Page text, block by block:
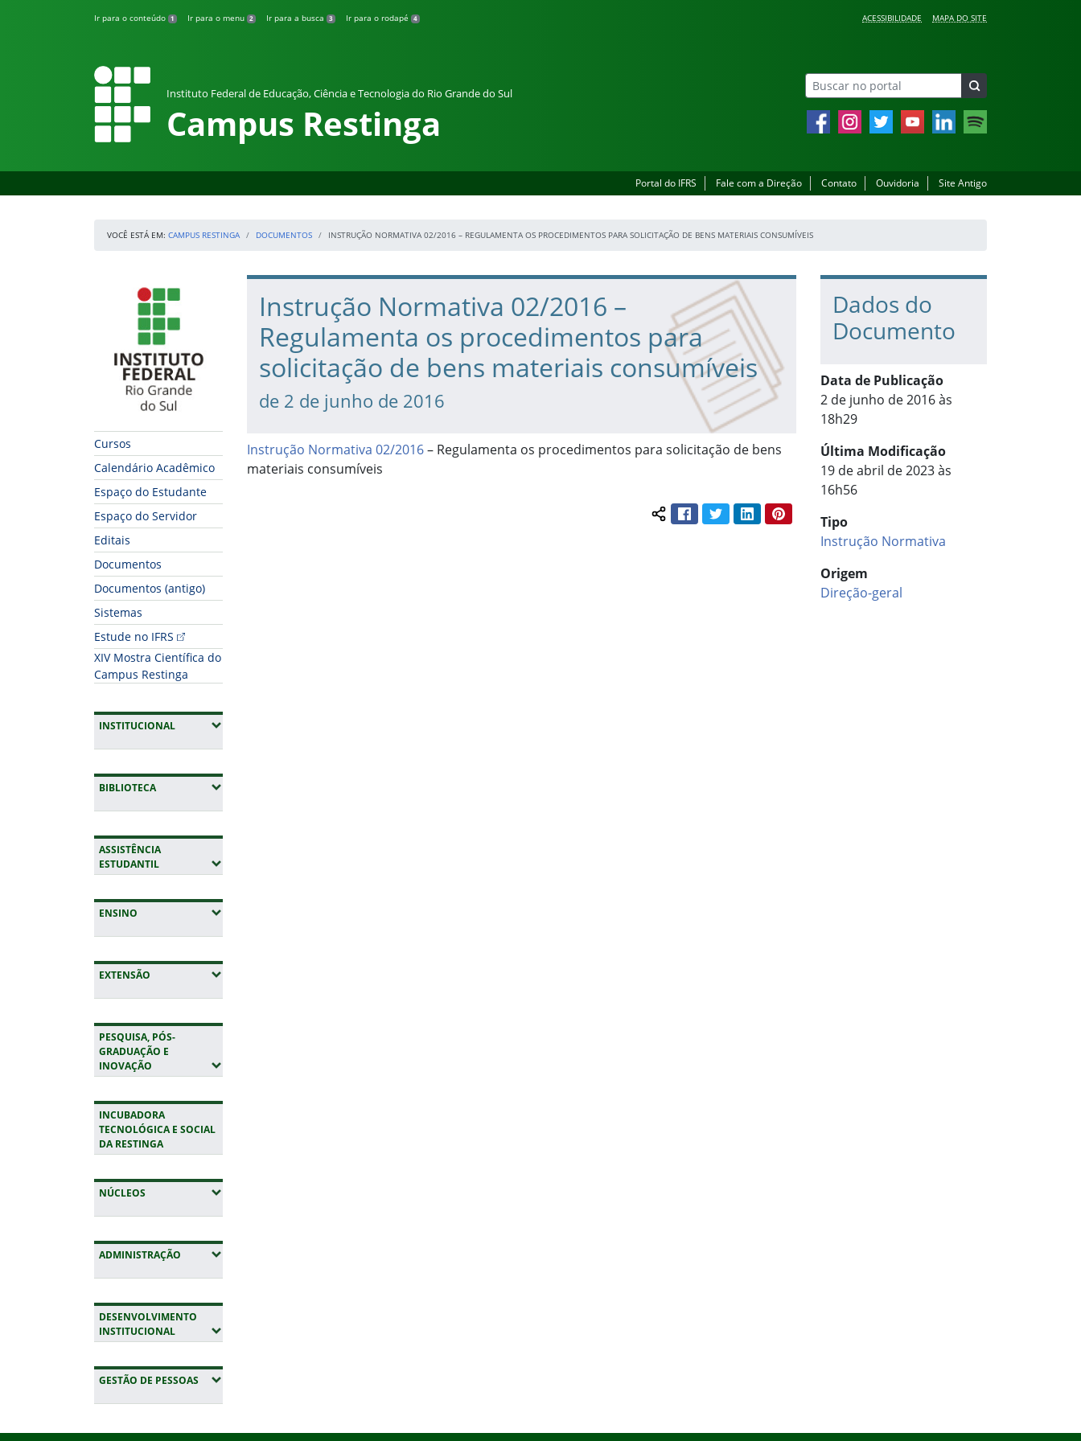
Ir para o conteúdo 1 Ir para o menu 2 Ir para a busca 3 Ir para o rodapé 4 ACESSIBILIDADE MAPA DO SITE
Instituto Federal de Educação, Ciência e Tecnologia do Rio Grande do Sul
Campus Restinga FacebookInstagramTwitter YouTube LinkedIn Spotify
Portal do IFRS Fale com a Direção Contato Ouvidoria Site Antigo
VOCÊ ESTÁ EM: CAMPUS RESTINGA DOCUMENTOS INSTRUÇÃO NORMATIVA 02/2016 – REGULAMENTA OS PROCEDIMENTOS PARA SOLICITAÇÃO DE BENS MATERIAIS CONSUMÍVEIS
Início da navegação
Cursos
Calendário Acadêmico
Espaço do Estudante
Espaço do Servidor
Editais
Documentos
Documentos (antigo)
Sistemas
Estude no IFRS
XIV Mostra Científica do
Campus Restinga
INSTITUCIONAL(EXPANDIR SUBMENUS)
BIBLIOTECA(EXPANDIR SUBMENUS)
ASSISTÊNCIA
ESTUDANTIL(EXPANDIR SUBMENUS)
ENSINO (EXPANDIR SUBMENUS)
EXTENSÃO (EXPANDIR SUBMENUS)
PESQUISA, PÓS-
GRADUAÇÃO E
INOVAÇÃO (EXPANDIR SUBMENUS)
INCUBADORA
TECNOLÓGICA E SOCIAL
DA RESTINGA
NÚCLEOS (EXPANDIR SUBMENUS)
ADMINISTRAÇÃO (EXPANDIR SUBMENUS)
DESENVOLVIMENTO
INSTITUCIONAL(EXPANDIR SUBMENUS)
GESTÃO DE PESSOAS (EXPANDIR SUBMENUS)
Início do conteúdo
Instrução Normativa 02/2016 –
Regulamenta os procedimentos para
solicitação de bens materiais consumíveis
de 2 de junho de 2016
Instrução Normativa 02/2016– Regulamenta os procedimentos para solicitação de bens
materiais consumíveis
Compartilhar conteúdo:
FacebookTwitterLinkedInPinterest
Dados do
Documento
Data de Publicação
2 de junho de 2016 às
18h29
Última Modificação
19 de abril de 2023 às
16h56
Tipo
Instrução Normativa
Origem
Direção-geral